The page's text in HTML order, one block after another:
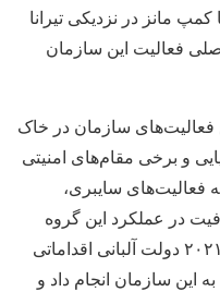
کمپ موسوم به «اشرف ۳» یا کمپ مانز در نزدیکی تیرانا
فعالیت این سازمان
فعالیت‌های سازمان در خاک
و برخی مقام‌های امنیتی
سایبری،
در عملکرد این گروه
هشدار داده‌اند. در سال‌های ۲۰۱۸ و ۲۰۲۱ دولت آلبانی اقداماتی
این سازمان انجام داد و